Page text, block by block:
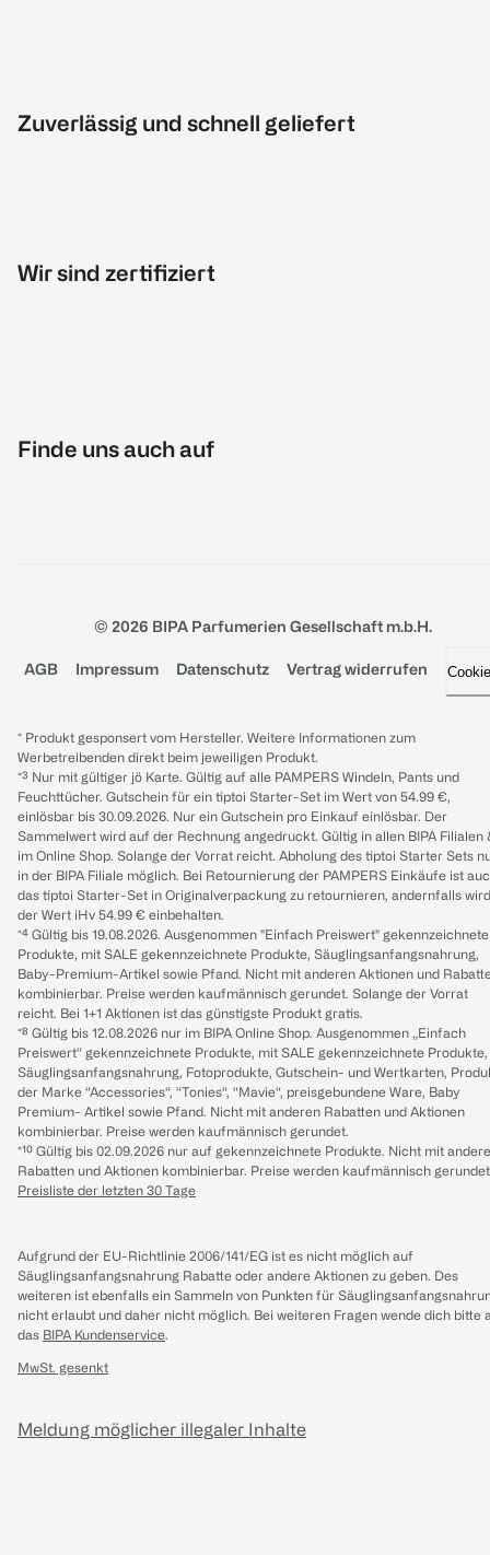
Zuverlässig und schnell geliefert
Wir sind zertifiziert
Finde uns auch auf
© 2026 BIPA Parfumerien Gesellschaft m.b.H.
AGB Impressum Datenschutz Vertrag widerrufen
* Produkt gesponsert vom Hersteller. Weitere Informationen zum
Werbetreibenden direkt beim jeweiligen Produkt.
*³ Nur mit gültiger jö Karte. Gültig auf alle PAMPERS Windeln, Pants und
Feuchttücher. Gutschein für ein tiptoi Starter-Set im Wert von 54.99 €,
einlösbar bis 30.09.2026. Nur ein Gutschein pro Einkauf einlösbar. Der
Sammelwert wird auf der Rechnung angedruckt. Gültig in allen BIPA Filialen
im Online Shop. Solange der Vorrat reicht. Abholung des tiptoi Starter Sets
in der BIPA Filiale möglich. Bei Retournierung der PAMPERS Einkäufe ist
das tiptoi Starter-Set in Originalverpackung zu retournieren, andernfalls wird
der Wert iHv 54.99 € einbehalten.
*⁴ Gültig bis 19.08.2026. Ausgenommen "Einfach Preiswert" gekennzeichnete
Produkte, mit SALE gekennzeichnete Produkte, Säuglingsanfangsnahrung,
Baby-Premium-Artikel sowie Pfand. Nicht mit anderen Aktionen und
kombinierbar. Preise werden kaufmännisch gerundet. Solange der Vorrat
reicht. Bei 1+1 Aktionen ist das günstigste Produkt gratis.
*⁸ Gültig bis 12.08.2026 nur im BIPA Online Shop. Ausgenommen „Einfach
Preiswert“ gekennzeichnete Produkte, mit SALE gekennzeichnete Produkte,
Säuglingsanfangsnahrung, Fotoprodukte, Gutschein- und Wertkarten,
der Marke “Accessories“, “Tonies“, “Mavie“, preisgebundene Ware, Baby
Premium- Artikel sowie Pfand. Nicht mit anderen Rabatten und Aktionen
kombinierbar. Preise werden kaufmännisch gerundet.
*¹⁰ Gültig bis 02.09.2026 nur auf gekennzeichnete Produkte. Nicht mit
Rabatten und Aktionen kombinierbar. Preise werden kaufmännisch
Preisliste der letzten 30 Tage
Aufgrund der EU-Richtlinie 2006/141/EG ist es nicht möglich auf
Säuglingsanfangsnahrung Rabatte oder andere Aktionen zu geben. Des
weiteren ist ebenfalls ein Sammeln von Punkten für
nicht erlaubt und daher nicht möglich. Bei weiteren Fragen wende dich bitte
das BIPA Kundenservice.
MwSt. gesenkt
Meldung möglicher illegaler Inhalte